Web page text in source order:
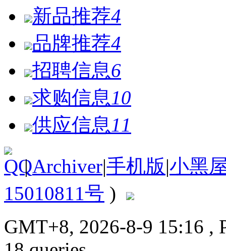
新品推荐4
品牌推荐4
招聘信息6
求购信息 10
供应信息 11
| Archiver|手机版|小黑
15010811号 )
GMT+8, 2026-8-9 15:16 ,